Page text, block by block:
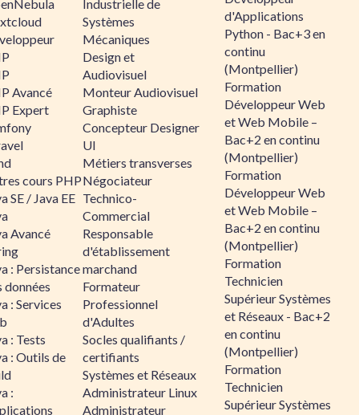
Avancé
Expert
cours PHP
SE / Java EE
Avancé
: Persistance
données
: Services
: Tests
: Outils de
:
Industrielle de
Systèmes
Mécaniques
Design et
Audiovisuel
Monteur Audiovisuel
Graphiste
Concepteur Designer
UI
Métiers transverses
Négociateur
Technico-
Commercial
Responsable
d'établissement
marchand
Formateur
Professionnel
d'Adultes
Socles qualifiants /
certifiants
Systèmes et Réseaux
Administrateur Linux
Administrateur
d'Applications
Python - Bac+3 en
continu
(Montpellier)
Formation
Développeur Web
et Web Mobile –
Bac+2 en continu
(Montpellier)
Formation
Développeur Web
et Web Mobile –
Bac+2 en continu
(Montpellier)
Formation
Technicien
Supérieur Systèmes
et Réseaux - Bac+2
en continu
(Montpellier)
Formation
Technicien
Supérieur Systèmes